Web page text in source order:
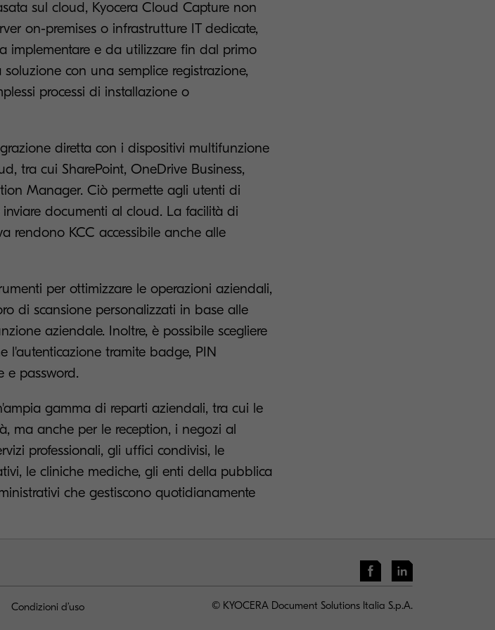
sul cloud, Kyocera Cloud Capture non
on-premises o infrastrutture IT dedicate,
implementare e da utilizzare fin dal primo
con una semplice registrazione,
processi di installazione o
diretta con i dispositivi multifunzione
tra cui SharePoint, OneDrive Business,
Manager. Ciò permette agli utenti di
documenti al cloud. La facilità di
rendono KCC accessibile anche alle
per ottimizzare le operazioni aziendali,
di scansione personalizzati in base alle
aziendale. Inoltre, è possibile scegliere
l'autenticazione tramite badge, PIN
e password.
gamma di reparti aziendali, tra cui le
ma anche per le reception, i negozi al
professionali, gli uffici condivisi, le
le cliniche mediche, gli enti della pubblica
che gestiscono quotidianamente
Condizioni d’uso © KYOCERA Document Solutions Italia S.p.A.